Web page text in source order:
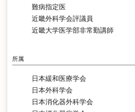
難病指定医
近畿外科学会評議員
近畿大学医学部非常勤講師
所属
日本緩和医療学会
日本外科学会
日本消化器外科学会